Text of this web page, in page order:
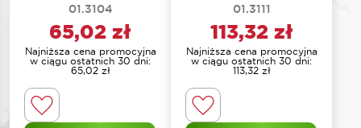
01.3104
65,02 zł
Najniższa cena promocyjna
w ciągu ostatnich 30 dni:
65,02 zł
01.3111
113,32 zł
Najniższa cena promocyjna
w ciągu ostatnich 30 dni:
113,32 zł